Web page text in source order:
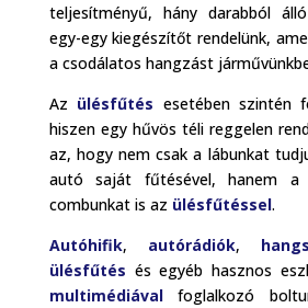
teljesítményű, hány darabból
egy-egy kiegészítőt rendelünk,
a csodálatos hangzást
Az ülésfűtés esetében szintén
hiszen egy hűvös téli reggelen
az, hogy nem csak a lábunkat
autó saját fűtésével, hanem a
combunkat is az ülésfűtéssel.
Autóhifik, autórádiók,
ülésfűtés és egyéb hasznos
multimédiávalfoglalkozó